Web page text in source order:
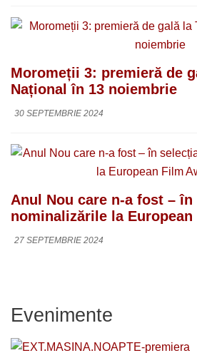
Moromeții 3: premieră de
Național în 13 noiembrie
30 SEPTEMBRIE 2024
Anul Nou care n-a fost –
nominalizările la
27 SEPTEMBRIE 2024
Evenimente